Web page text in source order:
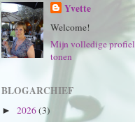
Yvette
Welcome!
Mijn volledige profiel
tonen
BLOGARCHIEF
► 2026(3)